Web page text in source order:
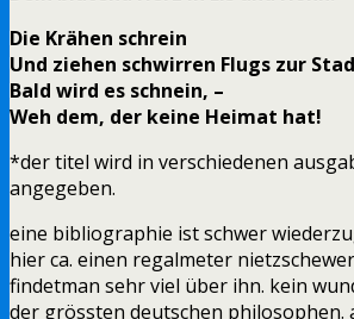
Die Krähen schrein
Und ziehen schwirren Flugs zur
Bald wird es schnein, –
Weh dem, der keine Heimat hat!
*der titel wird in verschiedenen
angegeben.
eine bibliographie ist schwer
hier ca. einen regalmeter
findetman sehr viel über ihn. kein
der grössten deutschen philosophen.